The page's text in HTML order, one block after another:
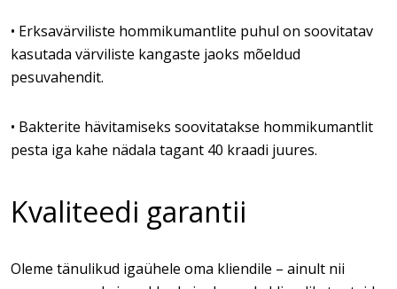
• Erksavärviliste hommikumantlite puhul on soovitatav
kasutada värviliste kangaste jaoks mõeldud
pesuvahendit.
• Bakterite hävitamiseks soovitatakse hommikumantlit
pesta iga kahe nädala tagant 40 kraadi juures.
Kvaliteedi garantii
Oleme tänulikud igaühele oma kliendile – ainult nii